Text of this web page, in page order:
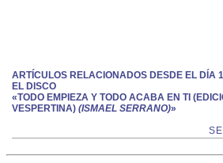
ARTÍCULOS RELACIONADOS DESDE EL DÍA
EL DISCO
«TODO EMPIEZA Y TODO ACABA EN TI
VESPERTINA) (ISMAEL SERRANO)»